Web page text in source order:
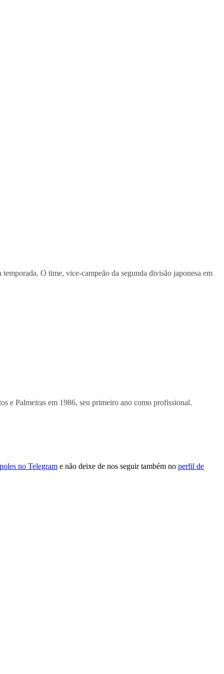
O time, vice-campeão da segunda divisão japonesa em
e Palmeiras em 1986, seu primeiro ano como profissional.
no Telegram e não deixe de nos seguir também no perfil de